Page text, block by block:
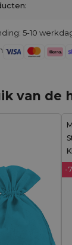
5-10
van de
-